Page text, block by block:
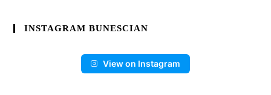
INSTAGRAM BUNESCIAN
View on Instagram